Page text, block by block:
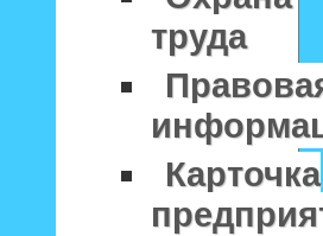
труда
Карточка